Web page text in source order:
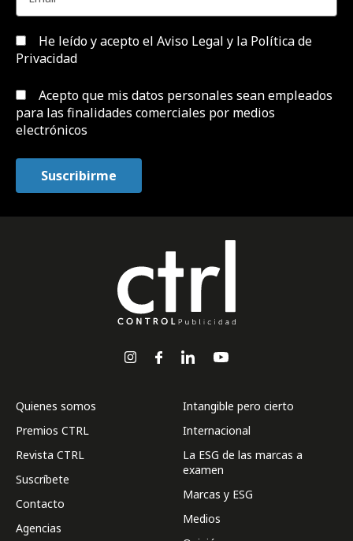
He leído y acepto el Aviso Legal y la Política de
Privacidad
Acepto que mis datos personales sean empleados
para las finalidades comerciales por medios
electrónicos
Quienes somos
Premios CTRL
Revista CTRL
Suscríbete
Contacto
Agencias
Intangible pero cierto
Internacional
La ESG de las marcas a
examen
Marcas y ESG
Medios